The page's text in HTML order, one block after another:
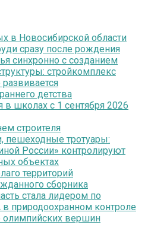
в Новосибирской области
сразу после рождения
синхронно с созданием
стройкомплекс
детства
в школах с 1 сентября 2026
строителя
пешеходные тротуары:
России» контролируют
объектах
территорий
сборника
стала лидером по
природоохранном контроле
олимпийских вершин